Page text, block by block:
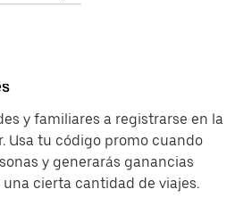
y familiares a registrarse en la
Usa tu código promo cuando
y generarás ganancias
cierta cantidad de viajes.